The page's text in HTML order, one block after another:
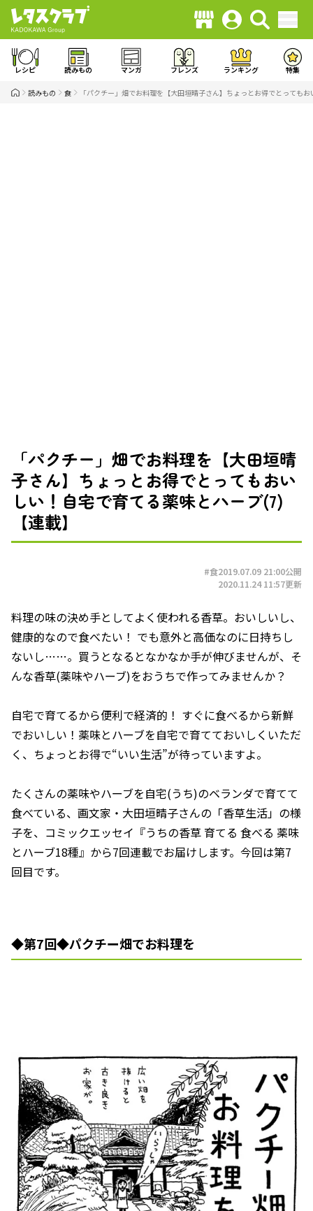
レシピ 読みもの マンガ フレンズ ランキング 特集
読みもの 食 「パクチー」畑でお料理を【大田垣晴子さん】ちょっとお得でとっても
「パクチー」畑でお料理を【大田垣晴
子さん】ちょっとお得でとってもおい
しい！自宅で育てる薬味とハーブ(7)
【連載】
#食2019.07.09 21:00公開
2020.11.24 11:57更新
料理の味の決め手としてよく使われる香草。おいしいし、
健康的なので食べたい！ でも意外と高価なのに日持ちし
ないし……。買うとなるとなかなか手が伸びませんが、そ
んな香草(薬味やハーブ)をおうちで作ってみませんか？
自宅で育てるから便利で経済的！ すぐに食べるから新鮮
でおいしい！薬味とハーブを自宅で育てておいしくいただ
く、ちょっとお得で“いい生活”が待っていますよ。
たくさんの薬味やハーブを自宅(うち)のベランダで育てて
食べている、画文家・大田垣晴子さんの「香草生活」の様
子を、コミックエッセイ『うちの香草 育てる 食べる 薬味
とハーブ18種』から7回連載でお届けします。今回は第7
回目です。
◆第7回◆パクチー畑でお料理を